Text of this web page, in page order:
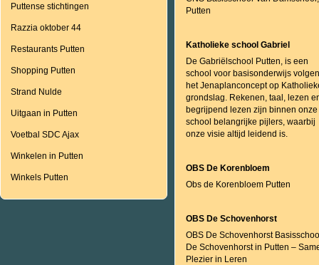
Puttense stichtingen
Razzia oktober 44
Restaurants Putten
Shopping Putten
Strand Nulde
Uitgaan in Putten
Voetbal SDC Ajax
Winkelen in Putten
Winkels Putten
Putten
Katholieke school Gabriel
De Gabriëlschool Putten, is een
school voor basisonderwijs
het Jenaplanconcept op
grondslag. Rekenen, taal, lezen
begrijpend lezen zijn binnen onze
school belangrijke pijlers, waarbij
onze visie altijd leidend is.
OBS De Korenbloem
Obs de Korenbloem Putten
OBS De Schovenhorst
OBS De Schovenhorst
De Schovenhorst in Putten –
Plezier in Leren